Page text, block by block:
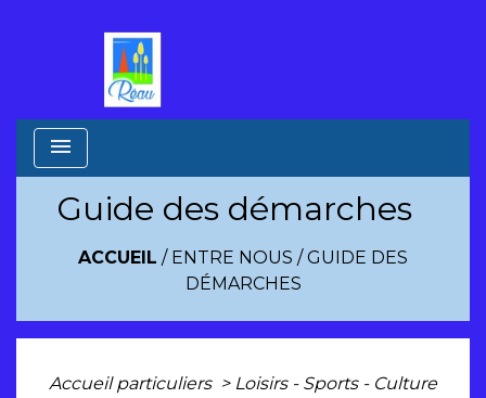
menu
Guide des démarches
ACCUEIL / ENTRE NOUS /GUIDE DES
DÉMARCHES
Accueil particuliers > Loisirs - Sports - Culture